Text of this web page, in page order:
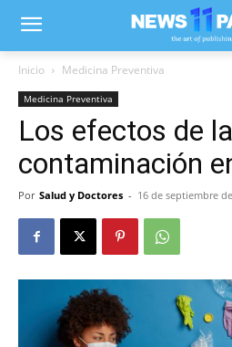
Inicio Medicina Preventiva
Medicina Preventiva
Los efectos de la
contaminación
Por Salud y Doctores - 16 de septiembre